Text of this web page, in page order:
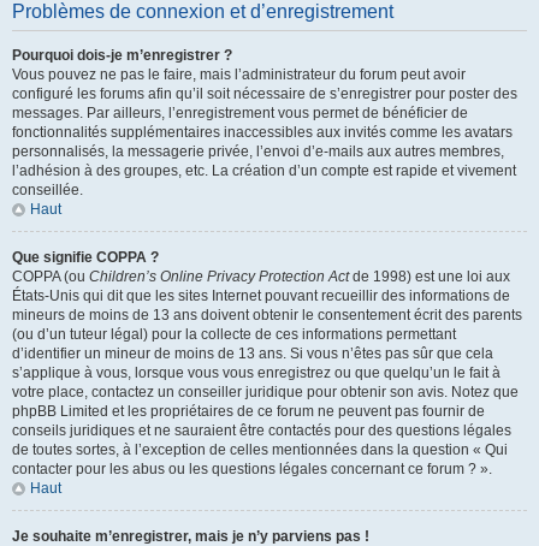
Problèmes de connexion et d’enregistrement
Pourquoi dois-je m’enregistrer ?
Vous pouvez ne pas le faire, mais l’administrateur du forum peut avoir
configuré les forums afin qu’il soit nécessaire de s’enregistrer pour poster des
messages. Par ailleurs, l’enregistrement vous permet de bénéficier de
fonctionnalités supplémentaires inaccessibles aux invités comme les avatars
personnalisés, la messagerie privée, l’envoi d’e-mails aux autres membres,
l’adhésion à des groupes, etc. La création d’un compte est rapide et vivement
conseillée.
Haut
Que signifie COPPA ?
COPPA (ou Children’s Online Privacy Protection Actde 1998) est une loi aux
États-Unis qui dit que les sites Internet pouvant recueillir des informations de
mineurs de moins de 13 ans doivent obtenir le consentement écrit des parents
(ou d’un tuteur légal) pour la collecte de ces informations permettant
d’identifier un mineur de moins de 13 ans. Si vous n’êtes pas sûr que cela
s’applique à vous, lorsque vous vous enregistrez ou que quelqu’un le fait à
votre place, contactez un conseiller juridique pour obtenir son avis. Notez que
phpBB Limited et les propriétaires de ce forum ne peuvent pas fournir de
conseils juridiques et ne sauraient être contactés pour des questions légales
de toutes sortes, à l’exception de celles mentionnées dans la question « Qui
contacter pour les abus ou les questions légales concernant ce forum ? ».
Haut
Je souhaite m’enregistrer, mais je n’y parviens pas !